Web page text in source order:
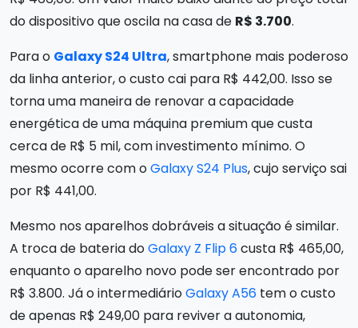
do dispositivo que oscila na casa de R$ 3.700.
Para o Galaxy S24 Ultra, smartphone mais poderoso
da linha anterior, o custo cai para R$ 442,00. Isso se
torna uma maneira de renovar a capacidade
energética de uma máquina premium que custa
cerca de R$ 5 mil, com investimento mínimo. O
mesmo ocorre com oGalaxy S24 Plus, cujo serviço sai
por R$ 441,00.
Mesmo nos aparelhos dobráveis a situação é similar.
A troca de bateria doGalaxy Z Flip 6custa R$ 465,00,
enquanto o aparelho novo pode ser encontrado por
R$ 3.800. Já o intermediárioGalaxy A56 tem o custo
de apenas R$ 249,00 para reviver a autonomia,